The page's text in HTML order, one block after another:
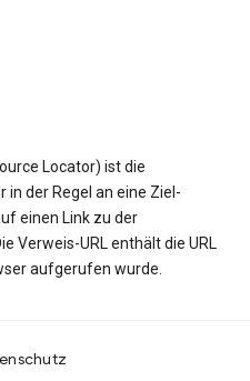
Locator) ist die
in der Regel an eine Ziel-
einen Link zu der
Verweis-URL enthält die URL
aufgerufen wurde.